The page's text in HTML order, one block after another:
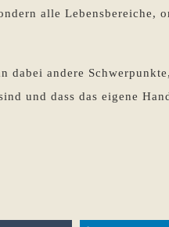
alle Lebensbereiche,
dabei andere
und dass das eigene